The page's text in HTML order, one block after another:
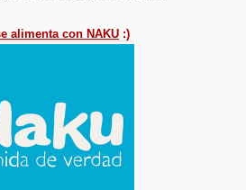
alimenta con NAKU :)